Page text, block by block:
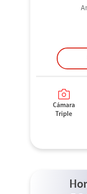
Cámara
Triple